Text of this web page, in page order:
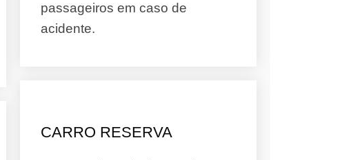
passageiros em caso de
acidente.
CARRO RESERVA